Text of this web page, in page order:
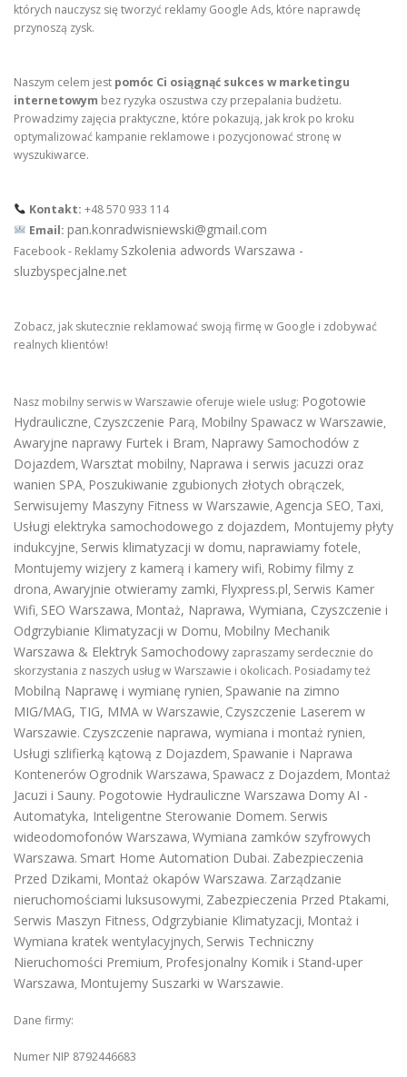
których nauczysz się tworzyć reklamy Google Ads, które naprawdę
przynoszą zysk.
Naszym celem jest pomóc Ci osiągnąć sukces w marketingu
internetowym bez ryzyka oszustwa czy przepalania budżetu.
Prowadzimy zajęcia praktyczne, które pokazują, jak krok po kroku
optymalizować kampanie reklamowe i pozycjonować stronę w
wyszukiwarce.
Kontakt: +48 570 933 114
Email: pan.konradwisniewski@gmail.com
Facebook - Reklamy Szkolenia adwords Warszawa -
sluzbyspecjalne.net
Zobacz, jak skutecznie reklamować swoją firmę w Google i zdobywać
realnych klientów!
Nasz mobilny serwis w Warszawie oferuje wiele usług: Pogotowie
Hydrauliczne, Czyszczenie Parą, Mobilny Spawacz w Warszawie,
Awaryjne naprawy Furtek i Bram, Naprawy Samochodów z
Dojazdem, Warsztat mobilny, Naprawa i serwis jacuzzi oraz
wanien SPA, Poszukiwanie zgubionych złotych obrączek,
Serwisujemy Maszyny Fitness w Warszawie, Agencja SEO, Taxi,
Usługi elektryka samochodowego z dojazdem, Montujemy płyty
indukcyjne, Serwis klimatyzacji w domu, naprawiamy fotele,
Montujemy wizjery z kamerą i kamery wifi, Robimy filmy z
drona, Awaryjnie otwieramy zamki, Flyxpress.pl, Serwis Kamer
Wifi, SEO Warszawa, Montaż, Naprawa, Wymiana, Czyszczenie i
Odgrzybianie Klimatyzacji w Domu, Mobilny Mechanik
Warszawa & Elektryk Samochodowy zapraszamy serdecznie do
skorzystania z naszych usług w Warszawie i okolicach. Posiadamy też
Mobilną Naprawę i wymianę rynien, Spawanie na zimno
MIG/MAG, TIG, MMA w Warszawie, Czyszczenie Laserem w
Warszawie. Czyszczenie naprawa, wymiana i montaż rynien,
Usługi szlifierką kątową z Dojazdem, Spawanie i Naprawa
Kontenerów Ogrodnik Warszawa, Spawacz z Dojazdem, Montaż
Jacuzi i Sauny. Pogotowie Hydrauliczne Warszawa Domy AI -
Automatyka, Inteligentne Sterowanie Domem. Serwis
wideodomofonów Warszawa, Wymiana zamków szyfrowych
Warszawa. Smart Home Automation Dubai. Zabezpieczenia
Przed Dzikami, Montaż okapów Warszawa. Zarządzanie
nieruchomościami luksusowymi, Zabezpieczenia Przed Ptakami,
Serwis Maszyn Fitness, Odgrzybianie Klimatyzacji, Montaż i
Wymiana kratek wentylacyjnych, Serwis Techniczny
Nieruchomości Premium, Profesjonalny Komik i Stand-uper
Warszawa, Montujemy Suszarki w Warszawie.
Dane firmy:
Numer NIP 8792446683